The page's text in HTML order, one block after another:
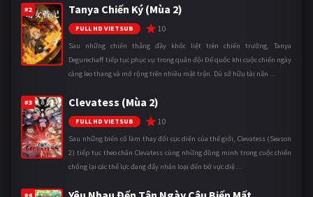
#2 Tanya Chiến Ký (Mùa 2)
FULL HD VIETSUB 10
Sau những chiến thắng đầy khốc liệt trên chiến trường, Tanya
Degurechaff tiếp tục phục vụ trong quân đội Đế quốc khi cuộc chiến ngày
càng leo thang và mở rộng trên nhiều mặt trận. Dù sở hữu tài năn ...
#3 Clevatess (Mùa 2)
FULL HD VIETSUB 10
Sau những biến cố làm thay đổi cục diện của thế giới, Clevatess (Season
2) tiếp tục theo chân Clevatess cùng những đồng minh trong cuộc chiến
chống lại các thế lực đang đẩy nhân loại đến bờ vực diệ ...
#4